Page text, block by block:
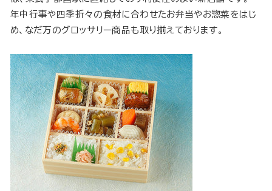
年中行事や四季折々の食材に合わせたお弁当やお惣菜をはじ
め、なだ万のグロッサリー商品も取り揃えております。